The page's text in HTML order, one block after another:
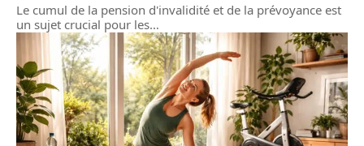
Le cumul de la pension d'invalidité et de la prévoyance est
un sujet crucial pour les…